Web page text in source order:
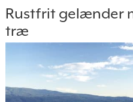
Rustfrit gelænder
træ